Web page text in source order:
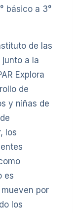
básico a 3°
de las
junto a la
Explora
de
y niñas de
los
es
por
los